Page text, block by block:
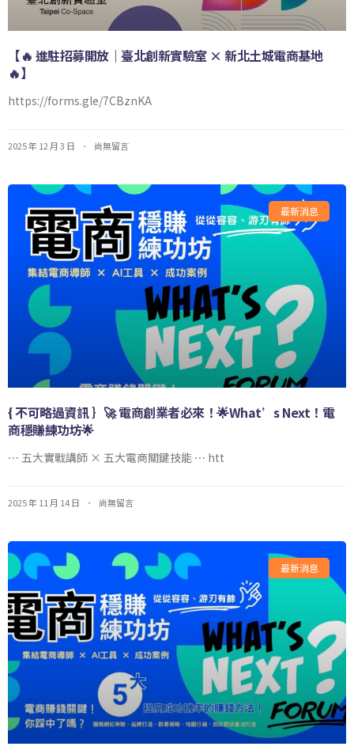
【🔥 進駐招募開放｜臺北創新實驗室 × 新北土城電商基地
🔥】
https://forms.gle/7CBznKA
2025 年 12 月 3 日 尚無留言
最新消息
{ 不可略過資訊 ｝🚀 電商創業者必來！🌟What’s Next！電
商穩賺練功坊🌟
⋯ 五大實戰講師 × 五大電商關鍵技能 ⋯ htt
2025 年 11 月 14 日 尚無留言
最新消息